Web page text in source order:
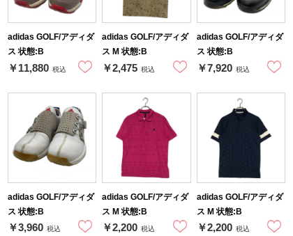
adidas GOLF/アディダ
ス 状態:B
￥11,880 税込
adidas GOLF/アディダ
ス M 状態:B
￥2,475 税込
adidas GOLF/アディダ
ス 状態:B
￥7,920 税込
adidas GOLF/アディダ
ス 状態:B
￥3,960 税込
adidas GOLF/アディダ
ス M 状態:B
￥2,200 税込
adidas GOLF/アディダ
ス M 状態:B
￥2,200 税込